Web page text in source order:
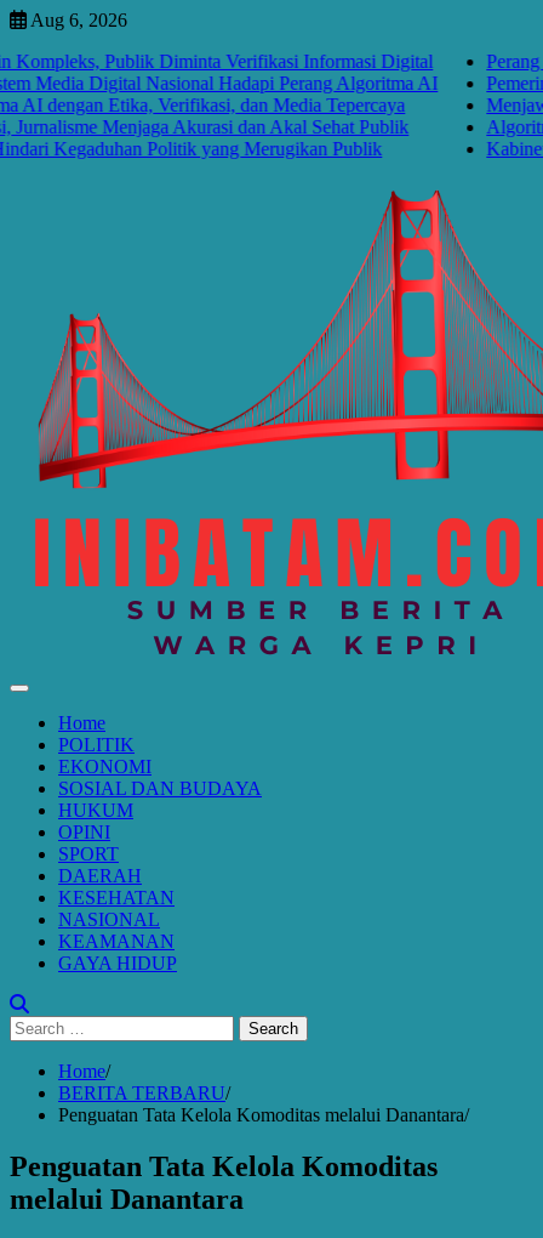
Skip
content
Aug 6, 2026
Publik Diminta Verifikasi Informasi Digital
Digital Nasional Hadapi Perang Algoritma AI
Etika, Verifikasi, dan Media Tepercaya
Menjaga Akurasi dan Akal Sehat Publik
Politik yang Merugikan Publik
Perang
Pemerintah
Menjawab
Algoritma
Kabinet
Home
POLITIK
EKONOMI
SOSIAL DAN BUDAYA
HUKUM
OPINI
SPORT
DAERAH
KESEHATAN
NASIONAL
KEAMANAN
GAYA HIDUP
Search
for:
Home
BERITA TERBARU
Penguatan Tata Kelola Komoditas melalui Danantara
Penguatan Tata Kelola Komoditas
melalui Danantara